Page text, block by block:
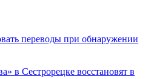
переводы при обнаружении
в Сестрорецке восстановят в